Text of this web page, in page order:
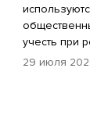
учесть при
29 июля